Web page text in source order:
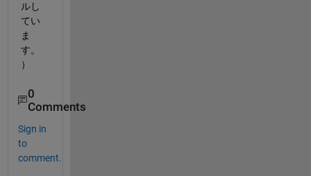
ルし
てい
ま
す。
）
0
Comments
Sign in
to
comment.